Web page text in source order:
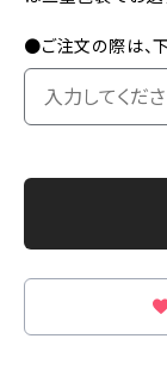
●ご注文の際は、